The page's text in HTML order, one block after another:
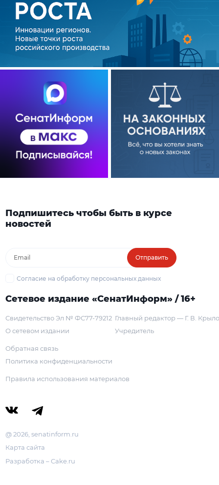
Подпишитесь чтобы быть в курсе
новостей
Отправить
Согласие на обработку персональных данных
Сетевое издание «СенатИнформ» / 16+
Свидетельство Эл № ФС77-79212
О сетевом издании
Главный редактор — Г. В.
Учредитель
Обратная связь
Политика конфиденциальности
Правила использования материалов
@ 2026, senatinform.ru
Карта сайта
Разработка – Cake.ru